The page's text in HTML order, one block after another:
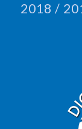
2018 /